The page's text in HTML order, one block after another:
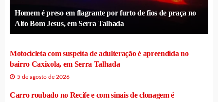
Homem é preso em flagrante por furto de fios de praça no
Alto Bom Jesus, em Serra Talhada
Motocicleta com suspeita de adulteração é apreendida no
bairro Caxixola, em Serra Talhada
5 de agosto de 2026
Carro roubado no Recife e com sinais de clonagem é